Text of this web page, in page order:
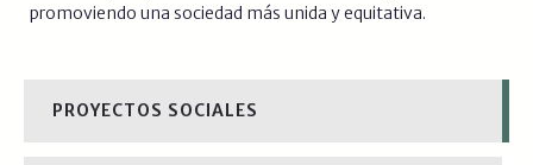
promoviendo una sociedad más unida y equitativa.
PROYECTOS SOCIALES